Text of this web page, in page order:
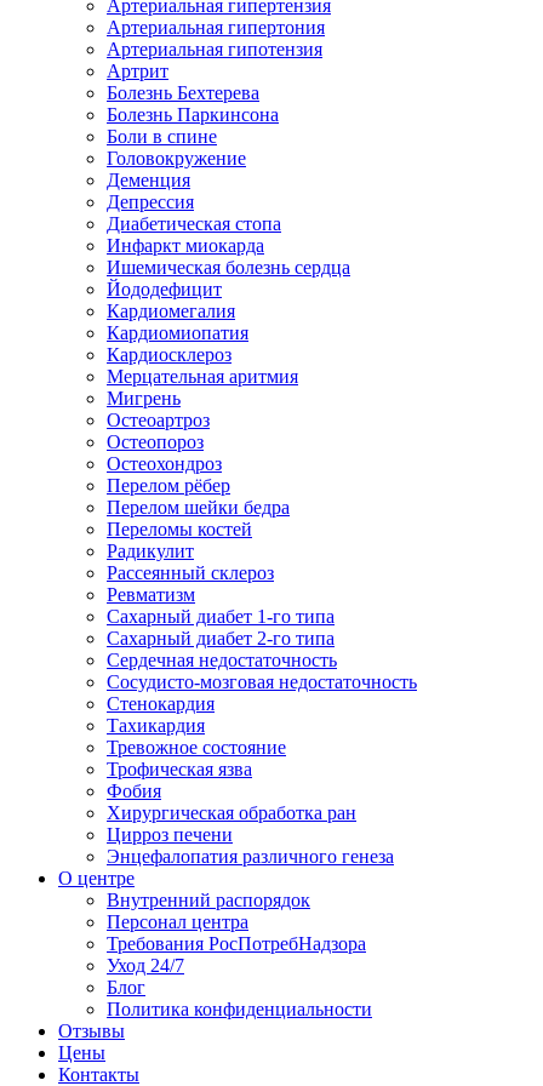
Артериальная гипертензия
Артериальная гипертония
Артериальная гипотензия
Артрит
Болезнь Бехтерева
Болезнь Паркинсона
Боли в спине
Головокружение
Деменция
Депрессия
Диабетическая стопа
Инфаркт миокарда
Ишемическая болезнь сердца
Йододефицит
Кардиомегалия
Кардиомиопатия
Кардиосклероз
Мерцательная аритмия
Мигрень
Остеоартроз
Остеопороз
Остеохондроз
Перелом рёбер
Перелом шейки бедра
Переломы костей
Радикулит
Рассеянный склероз
Ревматизм
Сахарный диабет 1-го типа
Сахарный диабет 2-го типа
Сердечная недостаточность
Сосудисто-мозговая недостаточность
Стенокардия
Тахикардия
Тревожное состояние
Трофическая язва
Фобия
Хирургическая обработка ран
Цирроз печени
Энцефалопатия различного генеза
О центре
Внутренний распорядок
Персонал центра
Требования РосПотребНадзора
Уход 24/7
Блог
Политика конфиденциальности
Отзывы
Цены
Контакты